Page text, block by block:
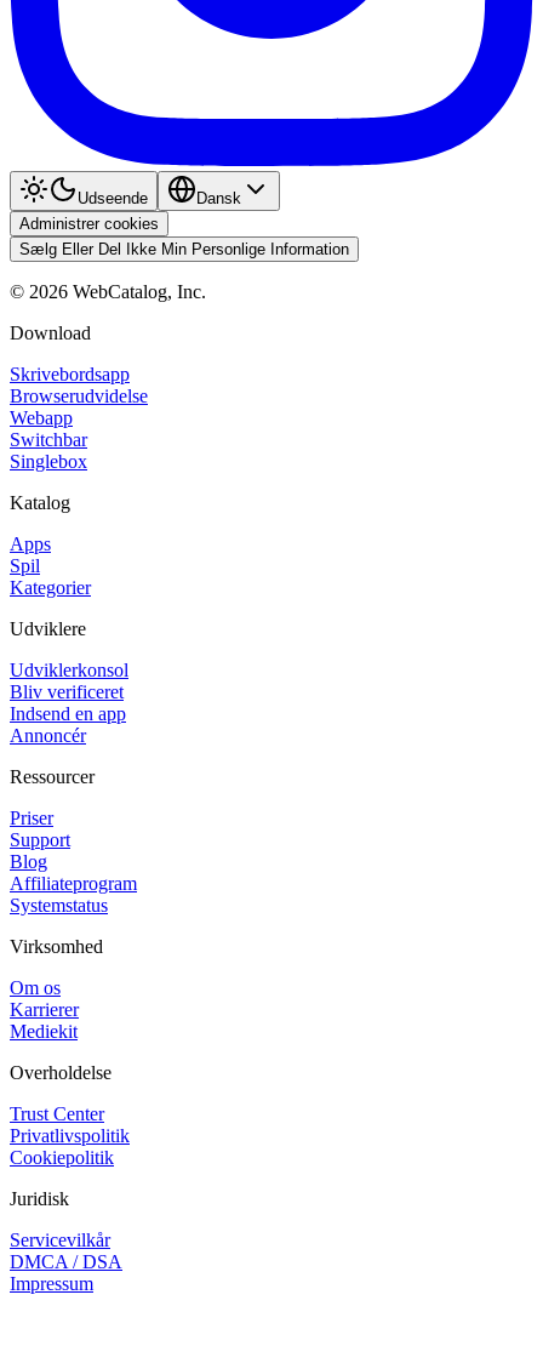
Udseende
Dansk
Administrer cookies
Sælg Eller Del Ikke Min Personlige Information
© 2026 WebCatalog, Inc.
Download
Skrivebordsapp
Browserudvidelse
Webapp
Switchbar
Singlebox
Katalog
Apps
Spil
Kategorier
Udviklere
Udviklerkonsol
Bliv verificeret
Indsend en app
Annoncér
Ressourcer
Priser
Support
Blog
Affiliateprogram
Systemstatus
Virksomhed
Om os
Karrierer
Mediekit
Overholdelse
Trust Center
Privatlivspolitik
Cookiepolitik
Juridisk
Servicevilkår
DMCA / DSA
Impressum